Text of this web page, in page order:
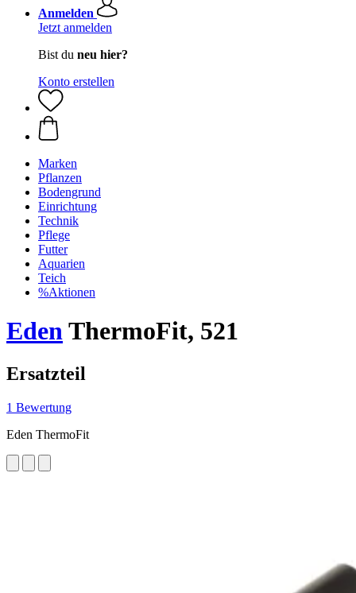
Anmelden
Jetzt anmelden
Bist du neu hier?
Konto erstellen
Marken
Pflanzen
Bodengrund
Einrichtung
Technik
Pflege
Futter
Aquarien
Teich
%Aktionen
EdenThermoFit, 521
Ersatzteil
1 Bewertung
Eden ThermoFit